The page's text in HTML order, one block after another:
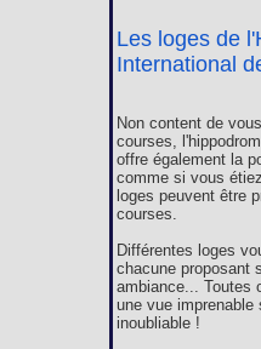
Les loges de
International
Non content de
courses,
offre également la
comme si vous
loges peuvent être
courses.
Différentes loges
chacune proposant
ambiance... Toutes
une vue imprenable
inoubliable !